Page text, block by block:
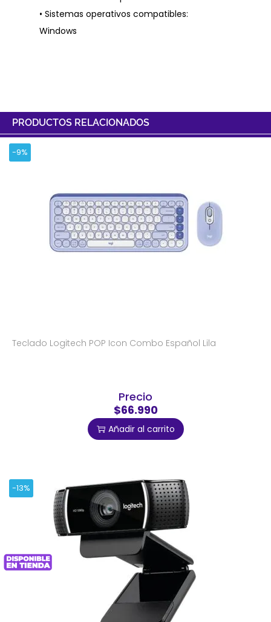
• Sistemas operativos compatibles:
Windows
PRODUCTOS RELACIONADOS
-9%
Teclado Logitech POP Icon Combo Español Lila
Precio
$66.990
Añadir al carrito
-13%